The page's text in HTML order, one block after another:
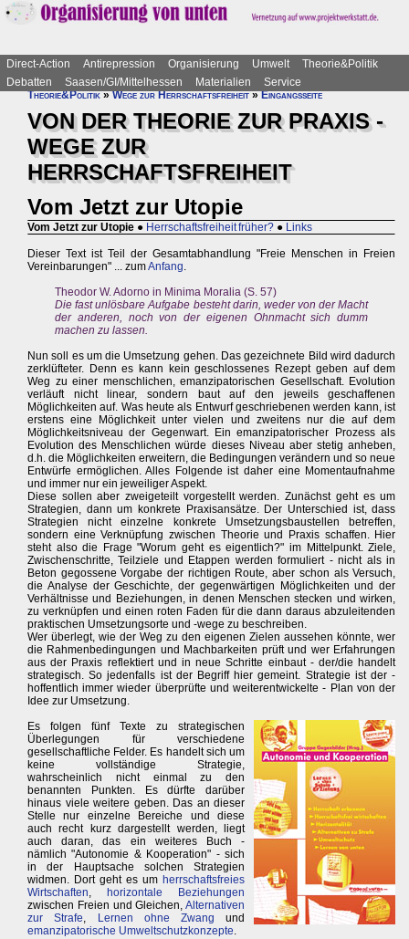
Direct-Action Antirepression Organisierung Umwelt
Theorie&Politik
Debatten
Saasen/GI/Mittelhessen Materialien
Service
Theorie&Politik»Wege zur Herrschaftsfreiheit»Eingangsseite
VON DER THEORIE ZUR PRAXIS -
WEGE ZUR
HERRSCHAFTSFREIHEIT
Vom Jetzt zur Utopie
Vom Jetzt zur Utopie ● Herrschaftsfreiheit früher? ● Links
Dieser Text ist Teil der Gesamtabhandlung "Freie Menschen in Freien
Vereinbarungen" ... zumAnfang.
Theodor W. Adorno in Minima Moralia (S. 57)
Die fast unlösbare Aufgabe besteht darin, weder von der Macht
der anderen, noch von der eigenen Ohnmacht sich dumm
machen zu lassen.
Nun soll es um die Umsetzung gehen. Das gezeichnete Bild wird dadurch
zerklüfteter. Denn es kann kein geschlossenes Rezept geben auf dem
Weg zu einer menschlichen, emanzipatorischen Gesellschaft. Evolution
verläuft nicht linear, sondern baut auf den jeweils geschaffenen
Möglichkeiten auf. Was heute als Entwurf geschriebenen werden kann, ist
erstens eine Möglichkeit unter vielen und zweitens nur die auf dem
Möglichkeitsniveau der Gegenwart. Ein emanzipatorischer Prozess als
Evolution des Menschlichen würde dieses Niveau aber stetig anheben,
d.h. die Möglichkeiten erweitern, die Bedingungen verändern und so neue
Entwürfe ermöglichen. Alles Folgende ist daher eine Momentaufnahme
und immer nur ein jeweiliger Aspekt.
Diese sollen aber zweigeteilt vorgestellt werden. Zunächst geht es um
Strategien, dann um konkrete Praxisansätze. Der Unterschied ist, dass
Strategien nicht einzelne konkrete Umsetzungsbaustellen betreffen,
sondern eine Verknüpfung zwischen Theorie und Praxis schaffen. Hier
steht also die Frage "Worum geht es eigentlich?" im Mittelpunkt. Ziele,
Zwischenschritte, Teilziele und Etappen werden formuliert - nicht als in
Beton gegossene Vorgabe der richtigen Route, aber schon als Versuch,
die Analyse der Geschichte, der gegenwärtigen Möglichkeiten und der
Verhältnisse und Beziehungen, in denen Menschen stecken und wirken,
zu verknüpfen und einen roten Faden für die dann daraus abzuleitenden
praktischen Umsetzungsorte und -wege zu beschreiben.
Wer überlegt, wie der Weg zu den eigenen Zielen aussehen könnte, wer
die Rahmenbedingungen und Machbarkeiten prüft und wer Erfahrungen
aus der Praxis reflektiert und in neue Schritte einbaut - der/die handelt
strategisch. So jedenfalls ist der Begriff hier gemeint. Strategie ist der -
hoffentlich immer wieder überprüfte und weiterentwickelte - Plan von der
Idee zur Umsetzung.
Es folgen fünf Texte zu strategischen
Überlegungen für verschiedene
gesellschaftliche Felder. Es handelt sich um
keine vollständige Strategie,
wahrscheinlich nicht einmal zu den
benannten Punkten. Es dürfte darüber
hinaus viele weitere geben. Das an dieser
Stelle nur einzelne Bereiche und diese
auch recht kurz dargestellt werden, liegt
auch daran, das ein weiteres Buch -
nämlich "Autonomie & Kooperation" - sich
in der Hauptsache solchen Strategien
widmen. Dort geht es um herrschaftsfreies
Wirtschaften,
horizontale Beziehungen
zwischen Freien und Gleichen,Alternativen
zur Strafe, Lernen ohne Zwang und
emanzipatorische Umweltschutzkonzepte.